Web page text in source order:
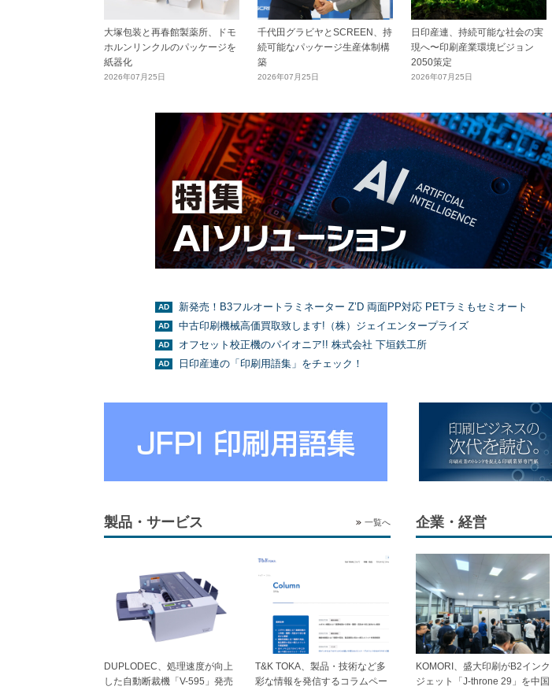
大塚包装と再春館製薬所、ドモ
ホルンリンクルのパッケージを
紙器化
2026年07月25日
千代田グラビヤとSCREEN、持
続可能なパッケージ生産体制構
築
2026年07月25日
日印産連、持続可能な社会の実
現へ〜印刷産業環境ビジョン
2050策定
2026年07月25日
新発売！B3フルオートラミネーター Z’D 両面PP対応 PETラミもセミオート
中古印刷機械高価買取致します!（株）ジェイエンタープライズ
オフセット校正機のパイオニア!! 株式会社 下垣鉄工所
日印産連の「印刷用語集」をチェック！
製品・サービス 一覧へ
DUPLODEC、処理速度が向上
した自動断裁機「V-595」発売
T&K TOKA、製品・技術など多
彩な情報を発信するコラムペー
企業・経営
KOMORI、盛大印刷がB2インク
ジェット「J-throne 29」を中国